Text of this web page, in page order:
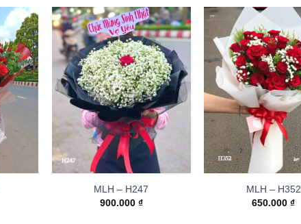
MLH – H247
900.000 ₫
MLH – H352
650.000₫